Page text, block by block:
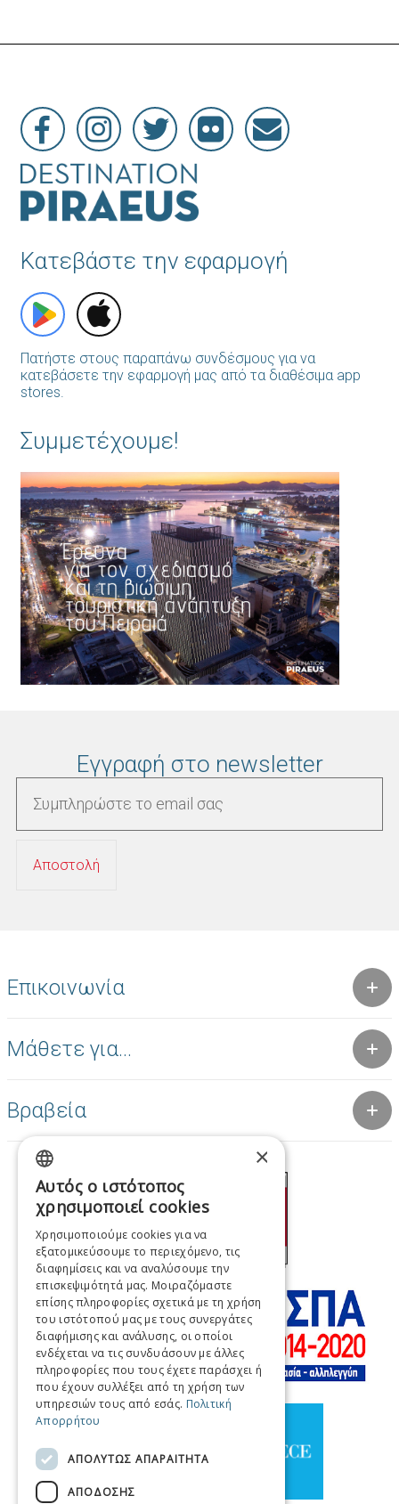
Κατεβάστε την εφαρμογή
Πατήστε στους παραπάνω συνδέσμους για να
κατεβάσετε την εφαρμογή μας από τα διαθέσιμα app
stores.
Συμμετέχουμε!
Εγγραφή στο newsletter
Επικοινωνία
Μάθετε για...
Βραβεία
GREEK
FRENCH
ITALIAN
GERMAN
SPANISH
CHINESE (SIMPLIFIED)
CHINESE
×
Αυτός ο ιστότοπος
χρησιμοποιεί cookies
Χρησιμοποιούμε cookies για να
εξατομικεύσουμε το περιεχόμενο, τις
διαφημίσεις και να αναλύσουμε την
επισκεψιμότητά μας. Μοιραζόμαστε
επίσης πληροφορίες σχετικά με τη χρήση
του ιστότοπού μας με τους συνεργάτες
διαφήμισης και ανάλυσης, οι οποίοι
ενδέχεται να τις συνδυάσουν με άλλες
πληροφορίες που τους έχετε παράσχει ή
που έχουν συλλέξει από τη χρήση των
υπηρεσιών τους από εσάς. Πολιτική
Απορρήτου
ΑΠΟΛΥΤΩΣ ΑΠΑΡΑΙΤΗΤΑ
ΑΠΟΔΟΣΗΣ